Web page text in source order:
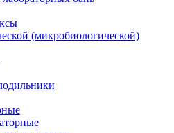
(микробиологической)